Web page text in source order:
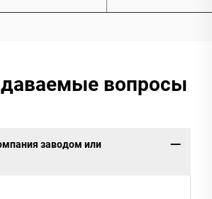
вопросы
заводом или